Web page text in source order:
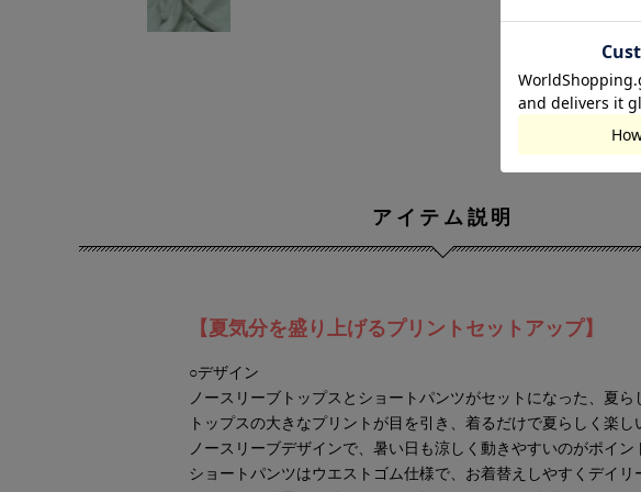
アイテム説明
【夏気分を盛り上げるプリントセットアップ】
○デザイン
ノースリーブトップスとショートパンツがセットになった、夏ら
トップスの大きなプリントが目を引き、着るだけで夏らしく楽し
ノースリーブデザインで、暑い日も涼しく動きやすいのがポイン
ショートパンツはウエストゴム仕様で、お着替えしやすくデイリ